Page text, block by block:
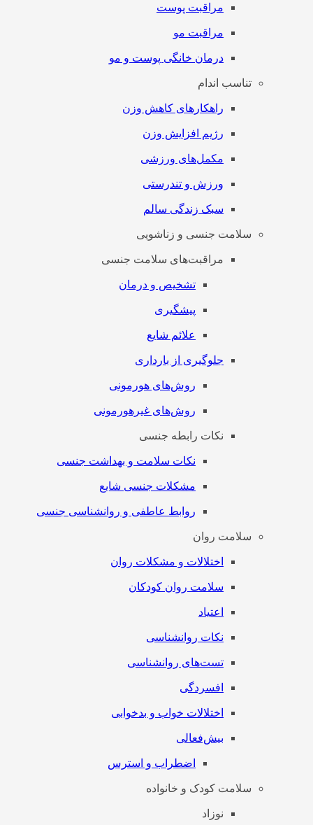
مراقبت پوست
مراقبت مو
درمان خانگی پوست و مو
تناسب اندام
راهکارهای کاهش وزن
رژیم افزایش وزن
مکمل‌های ورزشی
ورزش و تندرستی
سبک زندگی سالم
سلامت جنسی و زناشویی
مراقبت‌های سلامت جنسی
تشخیص و درمان
پیشگیری
علائم شایع
جلوگیری از بارداری
روش‌های هورمونی
روش‌های غیرهورمونی
نکات رابطه جنسی
نکات سلامت و بهداشت جنسی
مشکلات جنسی شایع
روابط عاطفی و روانشناسی جنسی
سلامت روان
اختلالات و مشکلات روان
سلامت روان کودکان
اعتیاد
نکات روانشناسی
تست‌های روانشناسی
افسردگی
اختلالات خواب و بدخوابی
بیش‌فعالی
اضطراب و استرس
سلامت کودک و خانواده
نوزاد